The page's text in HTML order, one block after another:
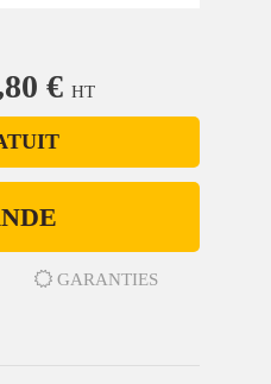
€ HT
GARANTIES